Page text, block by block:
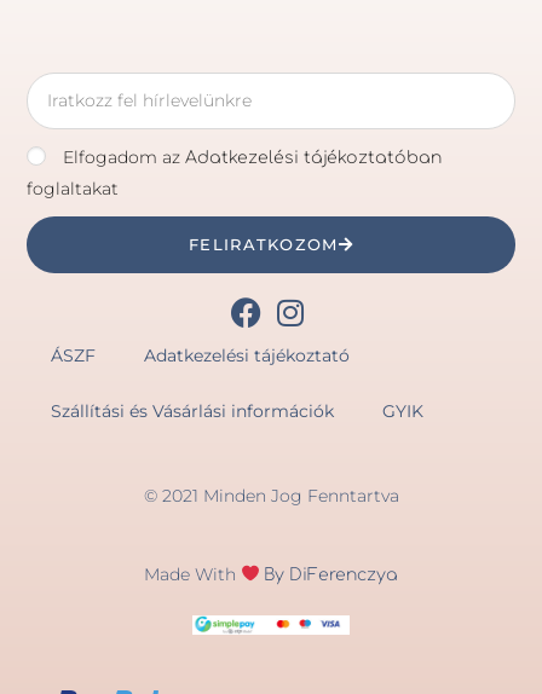
Elfogadom azAdatkezelési tájékoztatóban
foglaltakat
FELIRATKOZOM
ÁSZF Adatkezelési tájékoztató
Szállítási és Vásárlási információk GYIK
© 2021 Minden Jog Fenntartva
Made With By DiFerenczya